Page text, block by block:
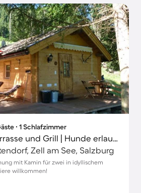
∙ 1 Schlafzimmer
Wohnung mit Terrasse und Grill | Hunde erlaubt
Zell am See, Salzburg
mit Kamin für zwei in idyllischem
willkommen!